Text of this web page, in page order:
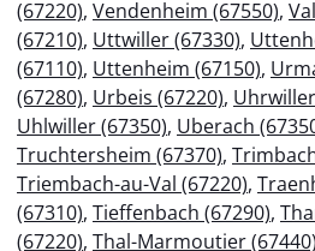
(67220), Vendenheim (67550),
(67210), Uttwiller (67330),
(67110), Uttenheim (67150),
(67280), Urbeis (67220),
Uhlwiller (67350), Uberach
Truchtersheim (67370),
Triembach-au-Val (67220),
(67310), Tieffenbach (67290),
(67220), Thal-Marmoutier (67440)